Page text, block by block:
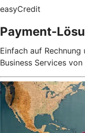
easyCredit
Payment-
Einfach auf
Business Services